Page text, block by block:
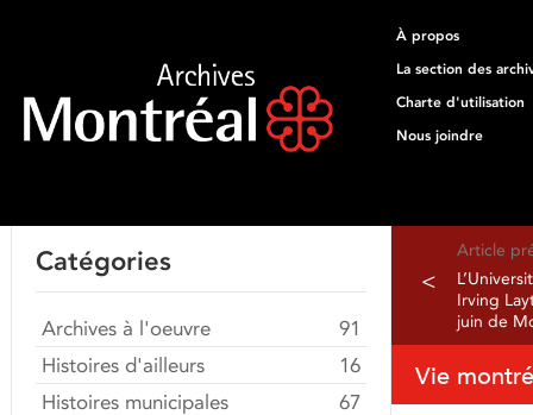
À propos
La section des
Charte d'utilisation
Nous joindre
Article
<
Irving
juin de
Vie
Catégories
Archives à l'oeuvre
91
Histoires d'ailleurs
16
Histoires municipales
67